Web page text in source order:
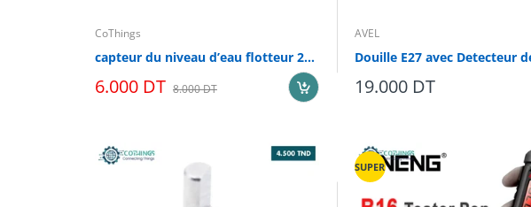
CoThings
capteur du niveau d’eau flotteur 220V-1A P31
6.000 DT 8.000 DT
AVEL
19.000 DT
SUPER